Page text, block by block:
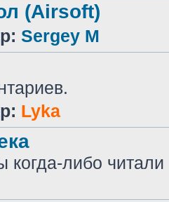
(Airsoft)
Sergey M
Lyka
когда-либо